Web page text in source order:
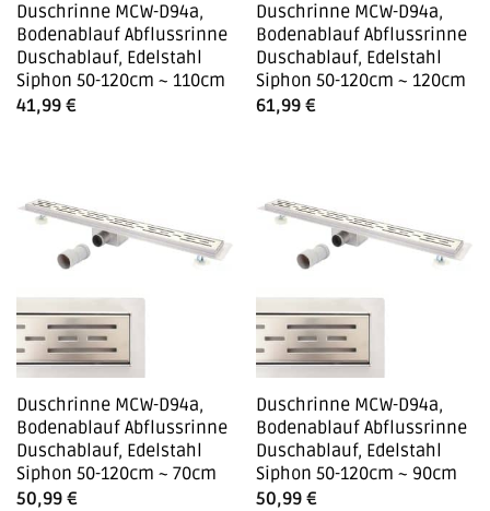
Duschrinne MCW-D94a,
Bodenablauf Abflussrinne
Duschablauf, Edelstahl
Siphon 50-120cm ~ 110cm
41,99 €
Duschrinne MCW-D94a,
Bodenablauf Abflussrinne
Duschablauf, Edelstahl
Siphon 50-120cm ~ 120cm
61,99 €
Duschrinne MCW-D94a,
Bodenablauf Abflussrinne
Duschablauf, Edelstahl
Siphon 50-120cm ~ 70cm
50,99 €
Duschrinne MCW-D94a,
Bodenablauf Abflussrinne
Duschablauf, Edelstahl
Siphon 50-120cm ~ 90cm
50,99 €